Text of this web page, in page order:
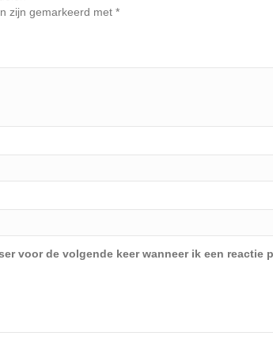
zijn gemarkeerd met *
voor de volgende keer wanneer ik een reactie